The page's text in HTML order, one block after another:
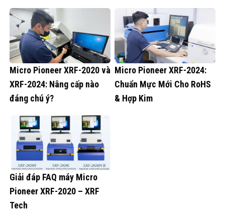
Micro Pioneer XRF-2020 và
XRF-2024: Nâng cấp nào
đáng chú ý?
Micro Pioneer XRF-2024:
Chuẩn Mực Mới Cho RoHS
& Hợp Kim
Giải đáp FAQ máy Micro
Pioneer XRF-2020 – XRF
Tech